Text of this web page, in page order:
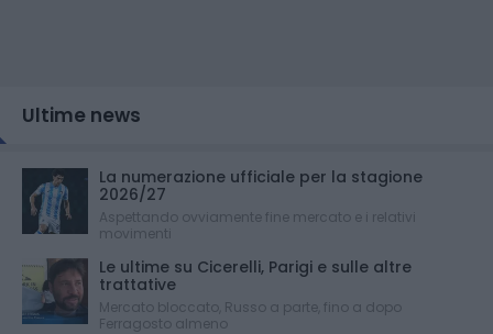
Ultime news
La numerazione ufficiale per la stagione
2026/27
Aspettando ovviamente fine mercato e i relativi
movimenti
Le ultime su Cicerelli, Parigi e sulle altre
trattative
Mercato bloccato, Russo a parte, fino a dopo
Ferragosto almeno